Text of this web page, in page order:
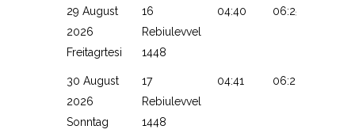
29 August
2026
Freitagrtesi
16
Rebiulevvel
1448
04:40 06:25
30 August
2026
Sonntag
17
Rebiulevvel
1448
04:41 06:26